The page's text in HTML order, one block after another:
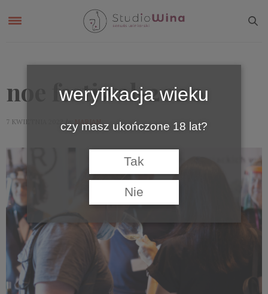
noe festiwal-2020
7 KWIETNIA 2022
weryfikacja wieku
czy masz ukończone 18 lat?
Tak
Nie